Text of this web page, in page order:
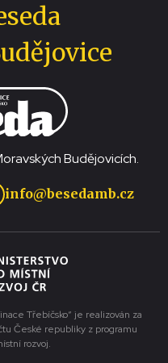
Budějovicích.
info@besedamb.cz
Třebíčsko“ je realizován za
České republiky z programu
rozvoj.